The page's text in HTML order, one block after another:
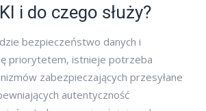
i do czego służy?
bezpieczeństwo danych i
priorytetem, istnieje potrzeba
zabezpieczających przesyłane
autentyczność